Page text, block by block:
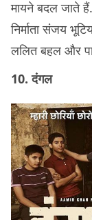
मायने बदल जाते
निर्माता संजय
ललित बहल और
10. दंगल